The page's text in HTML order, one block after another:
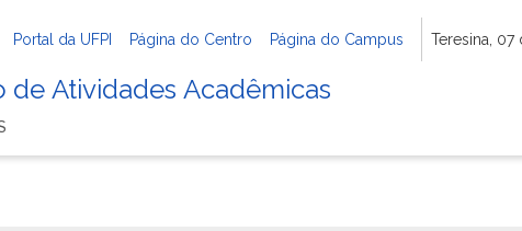
Portal da UFPI Página do Centro Página do Campus Teresina,
de Atividades Acadêmicas